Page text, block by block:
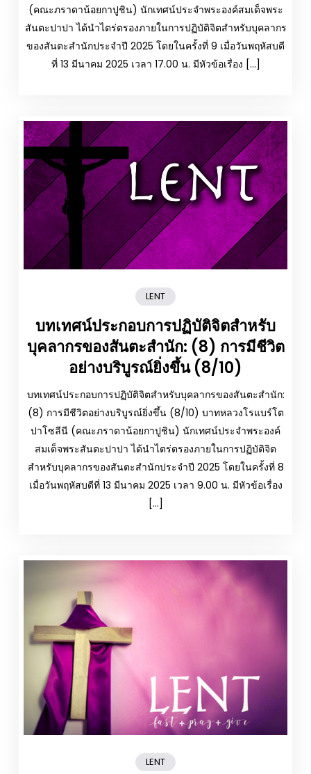
(คณะภราดาน้อยกาปูชิน) นักเทศน์ประจำพระองค์สมเด็จพระ
สันตะปาปา ได้นำไตร่ตรองภายในการปฏิบัติจิตสำหรับบุคลากร
ของสันตะสำนักประจำปี 2025 โดยในครั้งที่ 9 เมื่อวันพฤหัสบดี
ที่ 13 มีนาคม 2025 เวลา 17.00 น. มีหัวข้อเรื่อง […]
LENT
บทเทศน์ประกอบการปฏิบัติจิตสำหรับ
บุคลากรของสันตะสำนัก: (8) การมีชีวิต
อย่างบริบูรณ์ยิ่งขึ้น (8/10)
บทเทศน์ประกอบการปฏิบัติจิตสำหรับบุคลากรของสันตะสำนัก:
(8) การมีชีวิตอย่างบริบูรณ์ยิ่งขึ้น (8/10) บาทหลวงโรแบร์โต
ปาโซลีนี (คณะภราดาน้อยกาปูชิน) นักเทศน์ประจำพระองค์
สมเด็จพระสันตะปาปา ได้นำไตร่ตรองภายในการปฏิบัติจิต
สำหรับบุคลากรของสันตะสำนักประจำปี 2025 โดยในครั้งที่ 8
เมื่อวันพฤหัสบดีที่ 13 มีนาคม 2025 เวลา 9.00 น. มีหัวข้อเรื่อง
[…]
LENT